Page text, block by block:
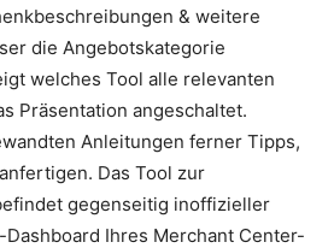
& weitere
die Angebotskategorie
welches Tool alle relevanten
Präsentation angeschaltet.
Anleitungen ferner Tipps,
Das Tool zur
gegenseitig inoffizieller
Ihres Merchant Center-